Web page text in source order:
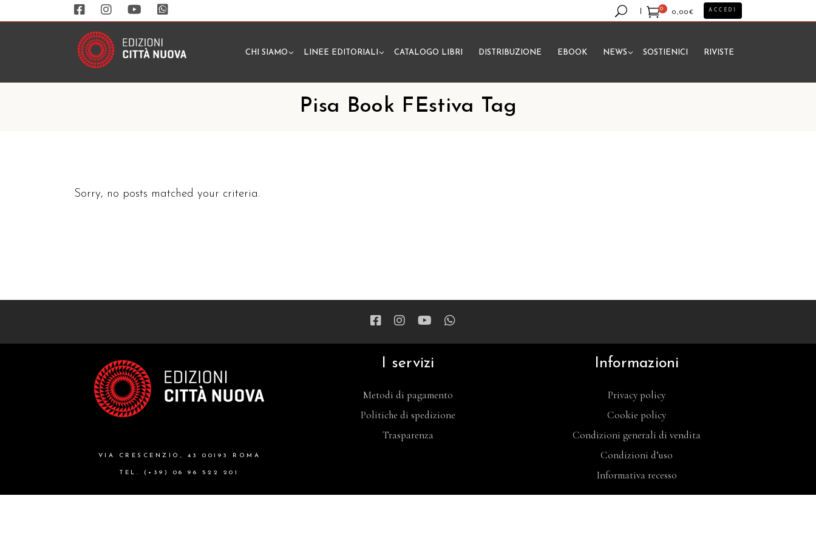
0
0,00€
Nessun prodotto nel carrello.
ACCEDI
CHI SIAMO LINEE EDITORIALI CATALOGO LIBRI DISTRIBUZIONE EBOOK NEWS SOSTIENICI RIVISTE
Pisa Book FEstiva Tag
Sorry, no posts matched your criteria.
VIA CRESCENZIO, 43 00193 ROMA
TEL. (+39) 06 96 522 201
I servizi
Metodi di pagamento
Politiche di spedizione
Trasparenza
Informazioni
Privacy policy
Cookie policy
Condizioni generali di vendita
Condizioni d’uso
Informativa recesso